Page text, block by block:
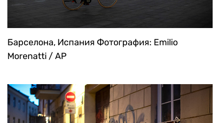
Барселона, Испания Фотография: Emilio
Morenatti / AP